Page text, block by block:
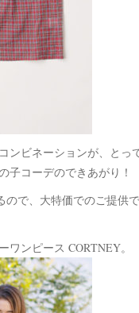
ンビネーションが、と
子コーデのできあがり！
ので、大特価でのご提供で
ンピース CORTNEY。